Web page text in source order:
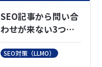
SEO記事から問い合
わせが来ない3つの
原因｜CVR・CTA・
EFOの改善方法
SEO対策（LLMO）